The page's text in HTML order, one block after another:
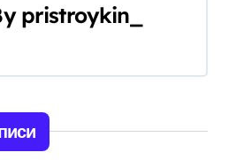
pristroykin_